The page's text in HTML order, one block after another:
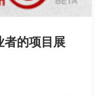
者的项目展